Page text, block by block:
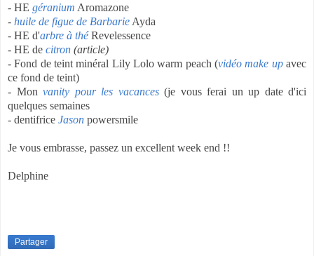
- HE géranium Aromazone
- huile de figue de Barbarie Ayda
- HE d'arbre à théRevelessence
- HE de citron (article)
- Fond de teint minéral Lily Lolo warm peach (vidéo make upavec
ce fond de teint)
- Mon vanity pour les vacances(je vous ferai un up date d'ici
quelques semaines
- dentifrice Jason powersmile
Je vous embrasse, passez un excellent week end !!
Delphine
Partager